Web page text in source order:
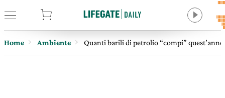
Home Ambiente Quanti barili di petrolio “compi” quest’anno